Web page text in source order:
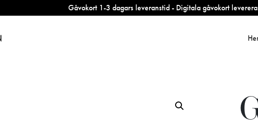
Gåvokort 1-3 dagars leveranstid - Digitala gåvokort